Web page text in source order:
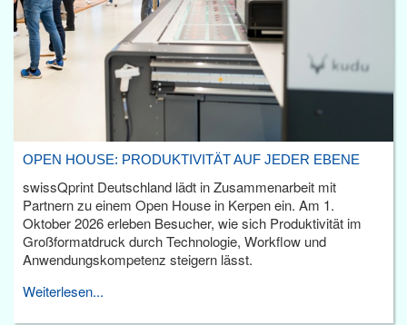
OPEN HOUSE: PRODUKTIVITÄT AUF JEDER EBENE
swissQprint Deutschland lädt in Zusammenarbeit mit
Partnern zu einem Open House in Kerpen ein. Am 1.
Oktober 2026 erleben Besucher, wie sich Produktivität im
Großformatdruck durch Technologie, Workflow und
Anwendungskompetenz steigern lässt.
Weiterlesen...